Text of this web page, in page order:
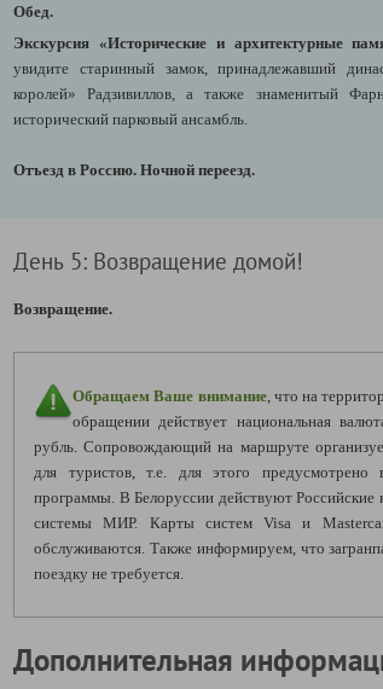
Обед.
Экскурсия «Исторические и архитектурные
увидите старинный замок, принадлежавший
королей» Радзивиллов, а также знаменитый
исторический парковый ансамбль.
Отъезд в Россию. Ночной переезд.
День 5: Возвращение домой!
Возвращение.
Обращаем Ваше внимание, что на
обращении действует национальная
рубль. Сопровождающий на маршруте
для туристов, т.е. для этого предусмотрено
программы. В Белоруссии действуют Российские
системы МИР. Карты систем Visa и
обслуживаются. Также информируем, что
поездку не требуется.
Дополнительная